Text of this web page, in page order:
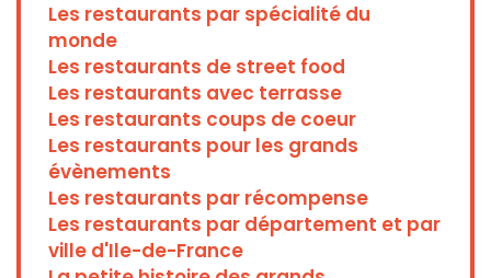
Les restaurants par spécialité du
monde
Les restaurants de street food
Les restaurants avec terrasse
Les restaurants coups de coeur
Les restaurants pour les grands
évènements
Les restaurants par récompense
Les restaurants par département et par
ville d'Ile-de-France